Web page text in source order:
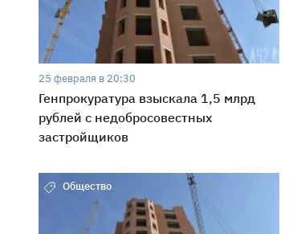
25 февраля в 20:30
Генпрокуратура взыскала 1,5 млрд
рублей с недобросовестных
застройщиков
Общество